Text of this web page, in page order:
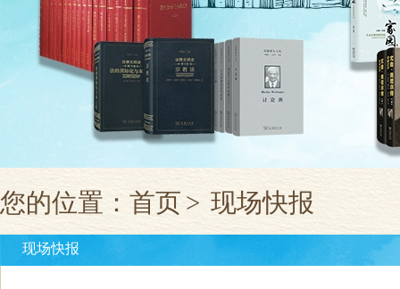
您的位置： 首页 > 现场快报
现场快报